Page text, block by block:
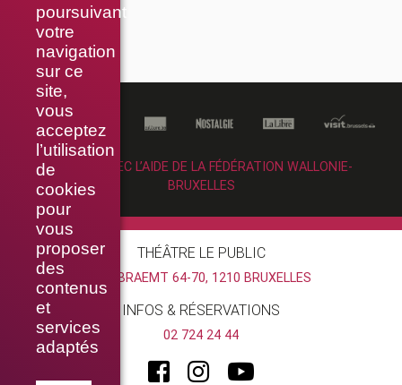
poursuivant
votre
navigation
sur ce
site,
vous
acceptez
l’utilisation
de
cookies
pour
vous
proposer
des
contenus
et
services
adaptés
RÉALISÉ AVEC L’AIDE DE LA FÉDÉRATION WALLONIE-
BRUXELLES
THÉÂTRE LE PUBLIC
RUE BRAEMT 64-70, 1210 BRUXELLES
INFOS & RÉSERVATIONS
02 724 24 44